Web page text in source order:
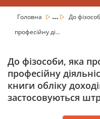
Головна ...
До
професійну ді...
До фізособи, яка
професійну
книги обліку
застосовуються